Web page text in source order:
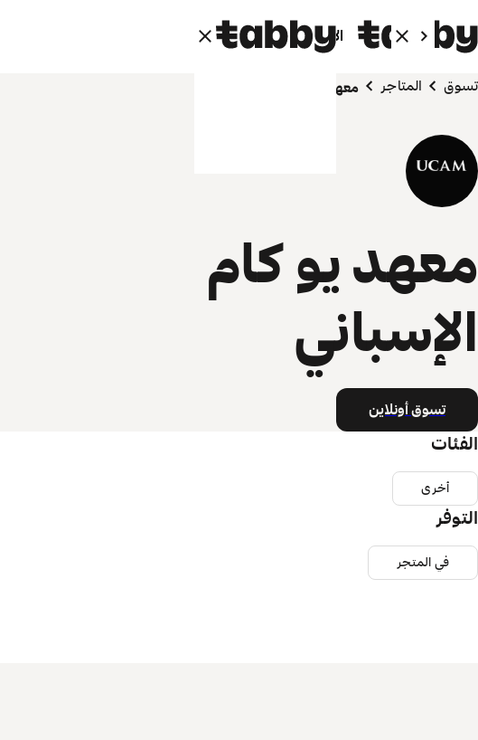
الأفراد الشركاء
تسوق المتاجر معهد يو كام الإسباني
معهد يو كام
الإسباني
تسوق أونلاين
الفئات
أخرى
التوفر
في المتجر